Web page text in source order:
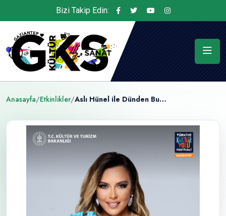
Bizi Takip Edin:
Anasayfa/Etkinlikler/ Aslı Hünel ile Dünden Bugüne